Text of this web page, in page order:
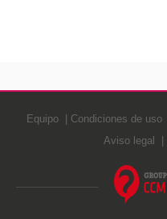
Equipo Condiciones de uso
Aviso legal